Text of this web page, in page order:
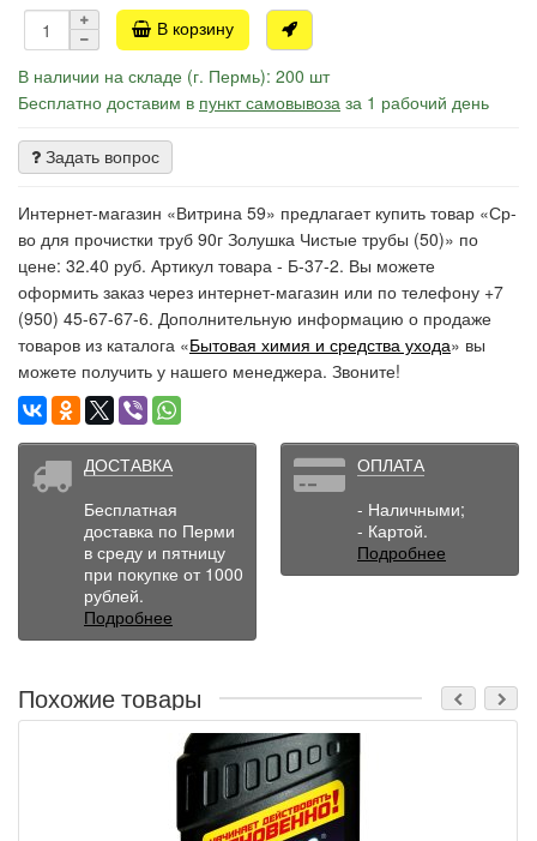
В корзину
В наличии на складе (г. Пермь): 200 шт
Бесплатно доставим в пункт самовывоза за 1 рабочий день
Задать вопрос
Интернет-магазин «Витрина 59» предлагает купить товар «Ср-
во для прочистки труб 90г Золушка Чистые трубы (50)» по
цене: 32.40 руб. Артикул товара - Б-37-2. Вы можете
оформить заказ через интернет-магазин или по телефону +7
(950) 45-67-67-6. Дополнительную информацию о продаже
товаров из каталога «Бытовая химия и средства ухода» вы
можете получить у нашего менеджера. Звоните!
ДОСТАВКА
Бесплатная
доставка по Перми
в среду и пятницу
при покупке от 1000
рублей.
Подробнее
ОПЛАТА
- Наличными;
- Картой.
Подробнее
Похожие товары